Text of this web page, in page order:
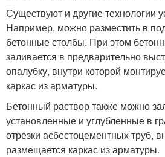
Существуют и другие технологии
Например, можно разместить в
бетонные столбы. При этом
заливается в предварительно
опалубку, внутри которой
каркас из арматуры.
Бетонный раствор также можно
установленные и углубленные в
отрезки асбестоцементных труб,
размещается каркас из арматуры.